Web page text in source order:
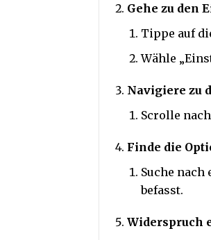
Gehe zu den
Tippe auf
Wähle
Navigiere zu
Scrolle
Finde die
Suche nach
befasst.
Widerspruch